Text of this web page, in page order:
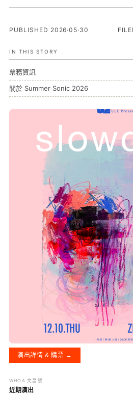
PUBLISHED 2026·05·30
IN THIS STORY
票務資訊
關於 Summer Sonic 2026
演出詳情 & 購票 →
WHOA 文昌號
近期演出